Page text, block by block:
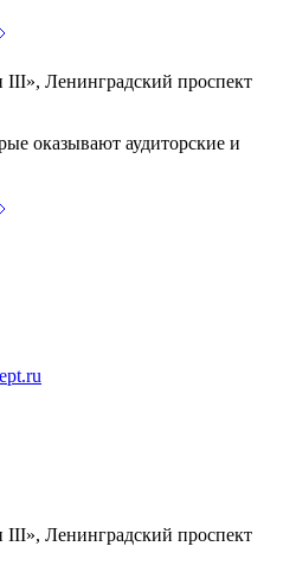
Ленинградский проспект
оказывают аудиторские и
Ленинградский проспект